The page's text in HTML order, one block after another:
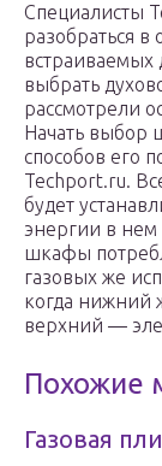
Специалисты
разобраться в
встраиваемых
выбрать
рассмотрели
Начать выбор
способов его
Techport.ru.
будет
энергии в нем
шкафы
газовых же
когда нижний
верхний —
Похожие
Газовая